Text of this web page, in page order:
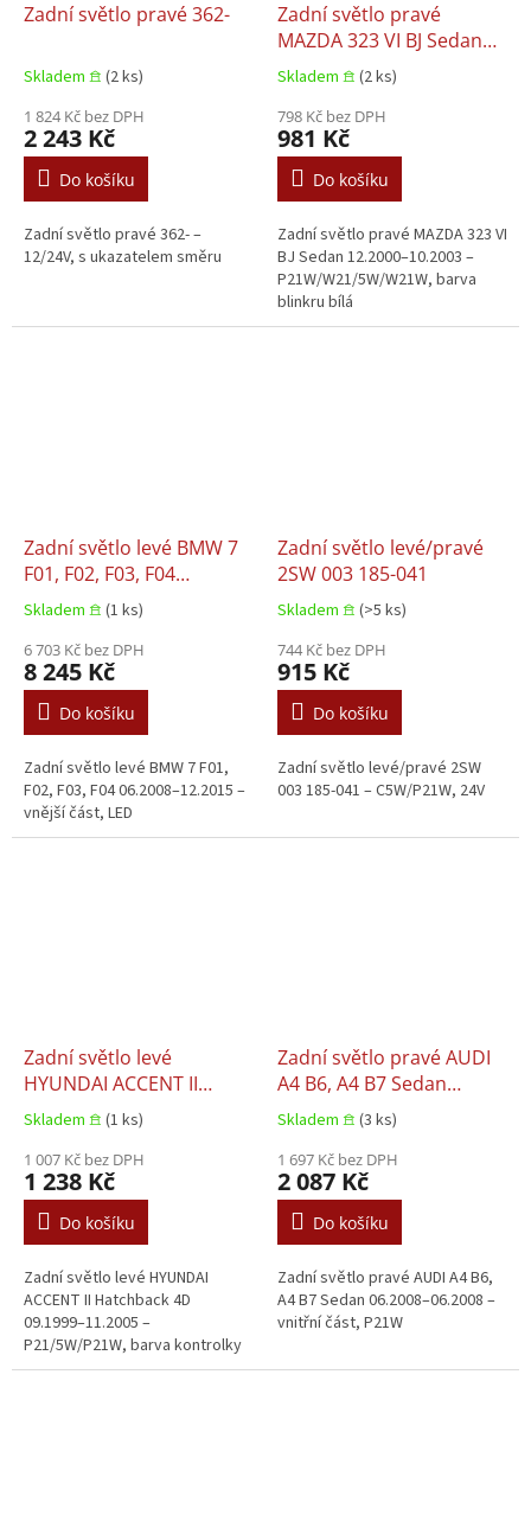
Zadní světlo pravé 362-
Skladem 𖠿 (2 ks)
1 824 Kč bez DPH
2 243 Kč
Do košíku
Zadní světlo pravé 362- –
12/24V, s ukazatelem směru
Zadní světlo pravé
MAZDA 323 VI BJ Sedan
12.2000–10.2003
Skladem 𖠿 (2 ks)
798 Kč bez DPH
981 Kč
Do košíku
Zadní světlo pravé MAZDA 323 VI
BJ Sedan 12.2000–10.2003 –
P21W/W21/5W/W21W, barva
blinkru bílá
Zadní světlo levé BMW 7
F01, F02, F03, F04
06.2008–12.2015
Skladem 𖠿 (1 ks)
6 703 Kč bez DPH
8 245 Kč
Do košíku
Zadní světlo levé BMW 7 F01,
F02, F03, F04 06.2008–12.2015 –
vnější část, LED
Zadní světlo levé/pravé
2SW 003 185-041
Skladem 𖠿 (>5 ks)
744 Kč bez DPH
915 Kč
Do košíku
Zadní světlo levé/pravé 2SW
003 185-041 – C5W/P21W, 24V
Zadní světlo levé
HYUNDAI ACCENT II
Hatchback 4D 09.1999–
Skladem 𖠿 (1 ks)
1 007 Kč bez DPH
1 238 Kč
Do košíku
Zadní světlo levé HYUNDAI
ACCENT II Hatchback 4D
09.1999–11.2005 –
P21/5W/P21W, barva kontrolky
oranžová
Zadní světlo pravé AUDI
A4 B6, A4 B7 Sedan
06.2008–06.2008
Skladem 𖠿 (3 ks)
1 697 Kč bez DPH
2 087 Kč
Do košíku
Zadní světlo pravé AUDI A4 B6,
A4 B7 Sedan 06.2008–06.2008 –
vnitřní část, P21W